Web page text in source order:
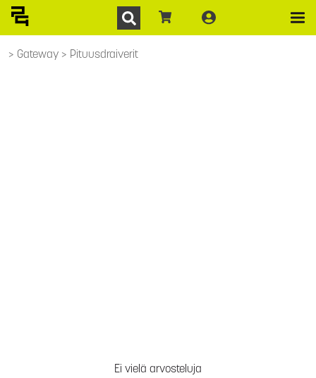
Gateway Pituusdraiverit
Ei vielä arvosteluja